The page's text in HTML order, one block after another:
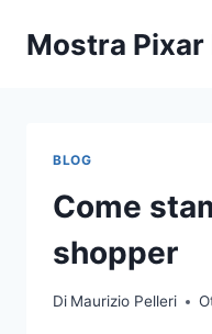
Mostra Pixar
BLOG
Come
shopper
Di Maurizio Pelleri